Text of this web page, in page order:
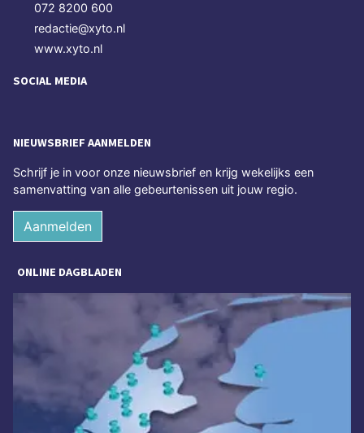
072 8200 600
redactie@xyto.nl
www.xyto.nl
SOCIAL MEDIA
NIEUWSBRIEF AANMELDEN
Schrijf je in voor onze nieuwsbrief en krijg wekelijks een
samenvatting van alle gebeurtenissen uit jouw regio.
Aanmelden
ONLINE DAGBLADEN